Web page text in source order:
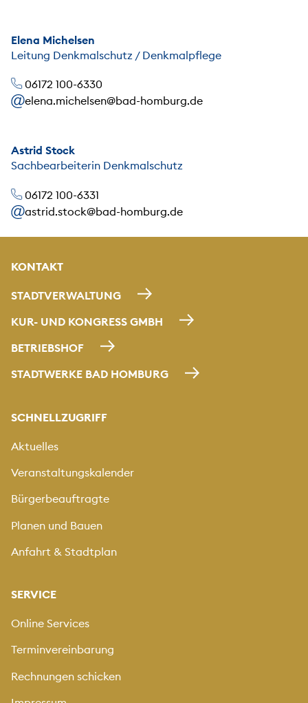
Elena Michelsen
Leitung Denkmalschutz / Denkmalpflege
06172 100-6330
elena.michelsen@bad-homburg.de
Astrid Stock
Sachbearbeiterin Denkmalschutz
06172 100-6331
astrid.stock@bad-homburg.de
KONTAKT
STADTVERWALTUNG
KUR- UND KONGRESS GMBH
BETRIEBSHOF
STADTWERKE BAD HOMBURG
SCHNELLZUGRIFF
Aktuelles
Veranstaltungskalender
Bürgerbeauftragte
Planen und Bauen
Anfahrt & Stadtplan
SERVICE
Online Services
Terminvereinbarung
Rechnungen schicken